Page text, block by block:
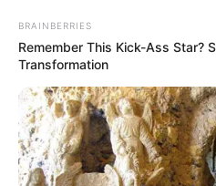
Puedes leer:Líderes políticos
atentado contra el senador
COMPARTIR
ALERTA
BRAINBERRIES
Remember This Kick-Ass Star?
Transformation